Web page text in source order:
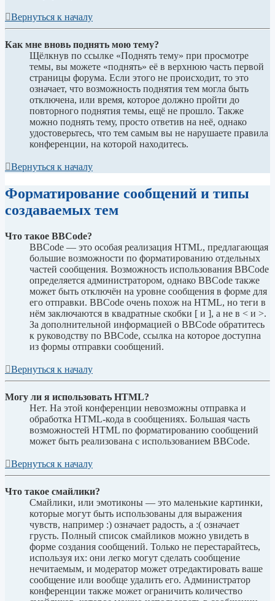
Вернуться к началу
Как мне вновь поднять мою тему?
Щёлкнув по ссылке «Поднять тему» при просмотре
темы, вы можете «поднять» её в верхнюю часть первой
страницы форума. Если этого не происходит, то это
означает, что возможность поднятия тем могла быть
отключена, или время, которое должно пройти до
повторного поднятия темы, ещё не прошло. Также
можно поднять тему, просто ответив на неё, однако
удостоверьтесь, что тем самым вы не нарушаете правила
конференции, на которой находитесь.
Вернуться к началу
Форматирование сообщений и типы
создаваемых тем
Что такое BBCode?
BBCode — это особая реализация HTML, предлагающая
большие возможности по форматированию отдельных
частей сообщения. Возможность использования BBCode
определяется администратором, однако BBCode также
может быть отключён на уровне сообщения в форме для
его отправки. BBCode очень похож на HTML, но теги в
нём заключаются в квадратные скобки [ и ], а не в < и >.
За дополнительной информацией о BBCode обратитесь
к руководству по BBCode, ссылка на которое доступна
из формы отправки сообщений.
Вернуться к началу
Могу ли я использовать HTML?
Нет. На этой конференции невозможны отправка и
обработка HTML-кода в сообщениях. Большая часть
возможностей HTML по форматированию сообщений
может быть реализована с использованием BBCode.
Вернуться к началу
Что такое смайлики?
Смайлики, или эмотиконы — это маленькие картинки,
которые могут быть использованы для выражения
чувств, например :) означает радость, а :( означает
грусть. Полный список смайликов можно увидеть в
форме создания сообщений. Только не перестарайтесь,
используя их: они легко могут сделать сообщение
нечитаемым, и модератор может отредактировать ваше
сообщение или вообще удалить его. Администратор
конференции также может ограничить количество